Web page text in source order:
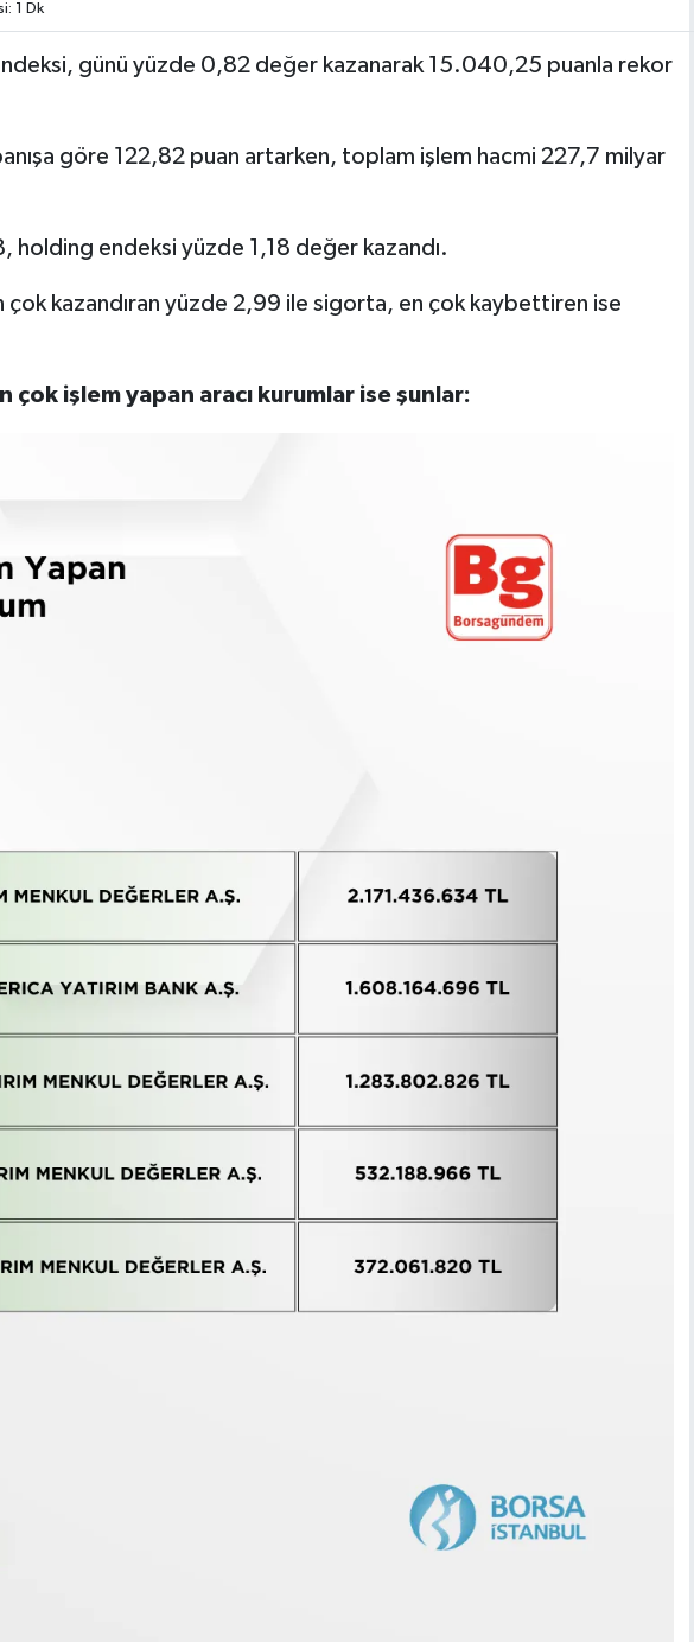
1 Dk
günü yüzde 0,82 değer kazanarak 15.040,25 puanla rekor
göre 122,82 puan artarken, toplam işlem hacmi 227,7 milyar
holding endeksi yüzde 1,18 değer kazandı.
çok kazandıran yüzde 2,99 ile sigorta, en çok kaybettiren ise
çok işlem yapan aracı kurumlar ise şunlar: